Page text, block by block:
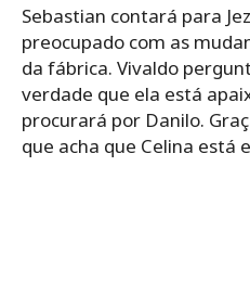
Sebastian contará para
preocupado com as
da fábrica. Vivaldo
verdade que ela está
procurará por Danilo.
que acha que Celina está